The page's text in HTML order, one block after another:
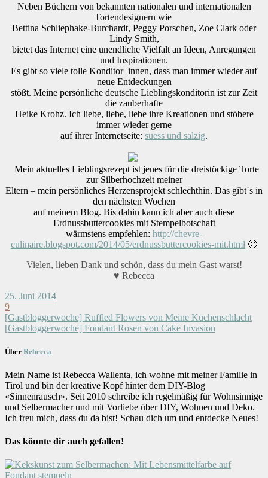
Neben Büchern von bekannten nationalen und internationalen
Tortendesignern wie
Bettina Schliephake-Burchardt, Peggy Porschen, Zoe Clark oder
Lindy Smith,
bietet das Internet eine unendliche Vielfalt an Ideen, Anregungen
und Inspirationen.
Es gibt so viele tolle Konditor_innen, dass man immer wieder auf
neue Entdeckungen
stößt. Meine persönliche deutsche Lieblingskonditorin ist zur Zeit
die zauberhafte
Heike Krohz. Ich liebe, liebe, liebe ihre Kreationen und stöbere
immer wieder gerne
auf ihrer Internetseite: suess und salzig.
Mein aktuelles Lieblingsrezept ist jenes für die dreistöckige Torte
zur Silberhochzeit meiner
Eltern – mein persönliches Herzensprojekt schlechthin. Das gibt´s in
den nächsten Wochen
auf meinem Blog. Bis dahin kann ich aber auch diese
Erdnussbuttercookies mit Stempelbotschaft
wärmstens empfehlen: http://chevre-
culinaire.blogspot.com/2014/05/erdnussbuttercookies-mit.html 🙂
Vielen, lieben Dank und schön, dass du mein Gast warst!
♥ Rebecca
25. Juni 2014
9
[Gastbloggerwoche] Ruffled Flowers von Meine Küchenschlacht
[Gastbloggerwoche] Fondant Rosen von Cake Invasion
Über Rebecca
Mein Name ist Rebecca Wallenta, ich wohne mit meiner Familie in
Tirol und bin der kreative Kopf hinter dem DIY-Blog
«Sinnenrausch». Seit 2010 schreibe ich regelmäßig für Wohnsinnige
und Selbermacher und mit Vorliebe über DIY, Wohnen und Deko.
Ich freu mich, dass du da bist! Schau dich um und entdecke Neues!
Das könnte dir auch gefallen!